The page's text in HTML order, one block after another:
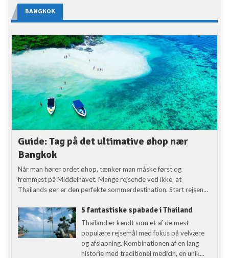
BANGKOK
Guide: Tag på det ultimative øhop nær
Bangkok
Når man hører ordet øhop, tænker man måske først og
fremmest på Middelhavet. Mange rejsende ved ikke, at
Thailands øer er den perfekte sommerdestination. Start rejsen...
5 fantastiske spabade i Thailand
Thailand er kendt som et af de mest
populære rejsemål med fokus på velvære
og afslapning. Kombinationen af en lang
historie med traditionel medicin, en unik...